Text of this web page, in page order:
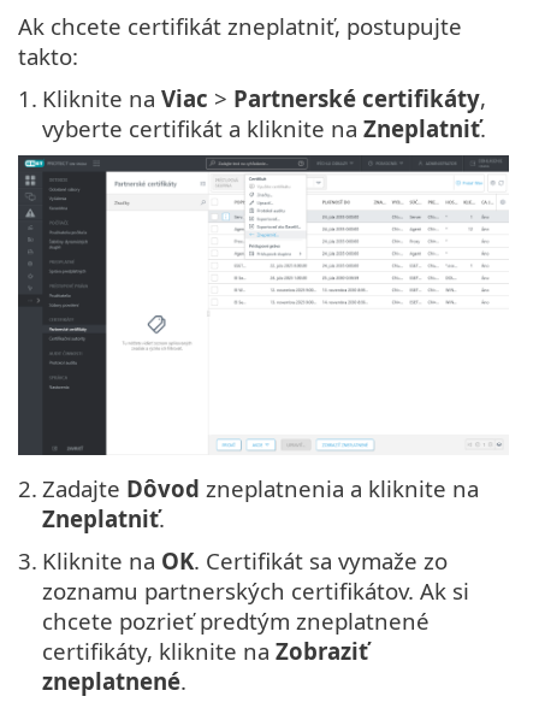
Ak chcete certifikát zneplatniť, postupujte
takto:
1. Kliknite na Viac > Partnerské certifikáty,
vyberte certifikát a kliknite na Zneplatniť.
2. Zadajte Dôvod zneplatnenia a kliknite na
Zneplatniť.
3. Kliknite na OK. Certifikát sa vymaže zo
zoznamu partnerských certifikátov. Ak si
chcete pozrieť predtým zneplatnené
certifikáty, kliknite na Zobraziť
zneplatnené.